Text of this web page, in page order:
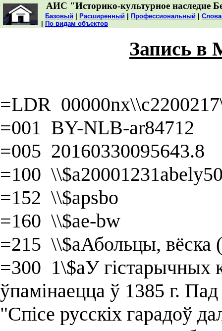
АИС "Историко-культурное наследие
Базовый Расширенный Профессиональный
По видам объектов
Запись в
=LDR
=001 BY-NLB-ar84712
=005 20160330095643.8
=100
=152 \\$apsbo
=160 \\$ae-bw
=215 \\$aАбольцы, вёска
=300 1\$aУ
ўпамінаецца ў 1385 г.
"Спісе русскіх гарадоў